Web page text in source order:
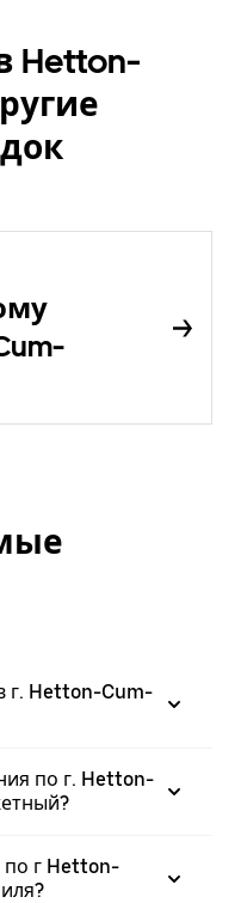
Hetton-
г. Hetton-Cum-
по г. Hetton-
г Hetton-